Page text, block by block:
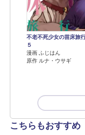
不老不死少女の苗床旅
５
漫画 ふじはん
原作 ルナ・ウサギ
こちらもおすすめ